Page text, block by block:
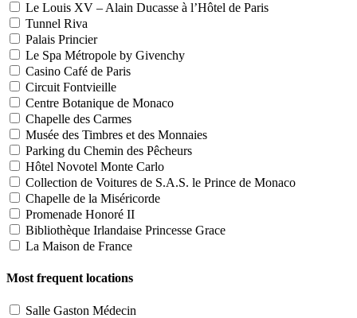
Le Louis XV – Alain Ducasse à l’Hôtel de Paris
Tunnel Riva
Palais Princier
Le Spa Métropole by Givenchy
Casino Café de Paris
Circuit Fontvieille
Centre Botanique de Monaco
Chapelle des Carmes
Musée des Timbres et des Monnaies
Parking du Chemin des Pêcheurs
Hôtel Novotel Monte Carlo
Collection de Voitures de S.A.S. le Prince de Monaco
Chapelle de la Miséricorde
Promenade Honoré II
Bibliothèque Irlandaise Princesse Grace
La Maison de France
Most frequent locations
Salle Gaston Médecin